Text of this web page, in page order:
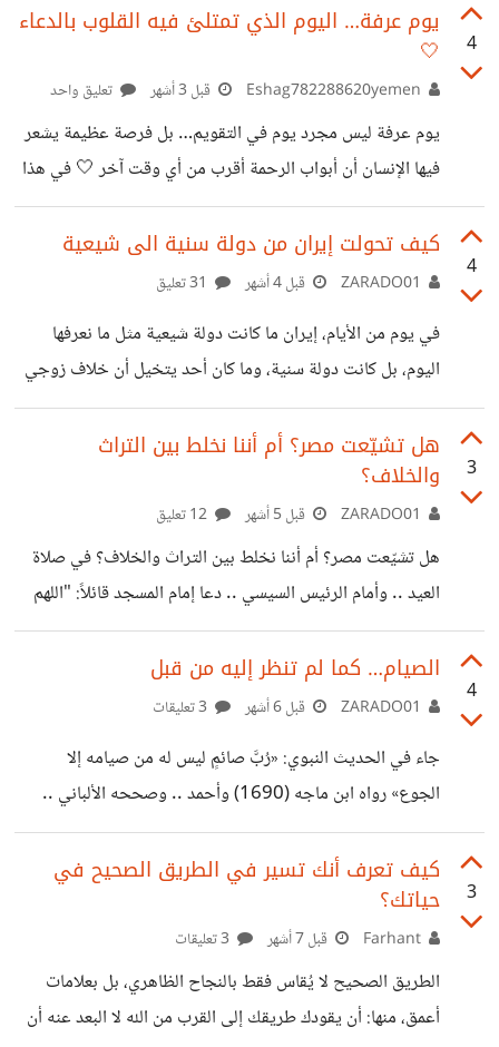
والقرب من الله، وكأنها فرصة سنوية لإعادة ترتيب القلب والنوايا.
حتى الصيام فيها ليس مجرد امتناع عن الطعام، بل تجربة
روحانية تزيد الإحساس بالهدوء والطمأنينة وتذكر الإنسان بأهمية
النعم البسيطة في حياته. برأيكم: ما أكثر شيء يساعدكم على
الاستمرار في العبادة خلال هذه الأيام؟ 🌙
4
يوم عرفة… اليوم الذي تمتلئ فيه القلوب بالدعاء
🤍
قبل 3 أشهر تعليق واحد
يوم عرفة ليس مجرد يوم في التقويم… بل فرصة عظيمة يشعر
فيها الإنسان أن أبواب الرحمة أقرب من أي وقت آخر 🤍 في هذا
اليوم تمتلئ القلوب بالدعاء، وتلين النفوس، ويبحث كل شخص
عن لحظة صادقة بينه وبين الله بعيدًا عن ضجيج الحياة. ما
أجمل أن يعرف الإنسان أن هناك يومًا واحدًا قد يغيّر الكثير داخله
جديدة. حتى من لم يُكتب له الحج، يبقى ليوم عرفة مكانة
خاصة لا تشبه
4
كيف تحولت إيران من دولة سنية الى شيعية
قبل 4 أشهر
في يوم من الأيام، إيران ما كانت دولة شيعية مثل ما نعرفها
اليوم، بل كانت دولة سنية، وما كان أحد يتخيل أن خلاف زوجي
داخل قصر ملكي رح يغير عقيدة ملايين البشر ويقلب تاريخ
منطقة بالكامل. قبل أكثر من 550 سنة، كان يحكم العراق وإيران
وأذربيجان سلطان قوي اسمه السلطان غياث الدين محمد بن
أرغون المعروف بشاه بنده. ملك واسع النفوذ، جيوش، قصور،
وكانت الملوك ترتجف باسمه. وكان مثل أغلب الناس في ذلك
الزمان سني المذهب. لكن القدر أحيانًا يبدأ
3
هل تشيّعت مصر؟ أم أننا نخلط بين التراث
والخلاف؟
قبل 5 أشهر
هل تشيّعت مصر؟ أم أننا نخلط بين التراث والخلاف؟ في صلاة
العيد .. وأمام الرئيس السيسي .. دعا إمام المسجد قائلاً: "اللهم
بحق فاطمة وأبيها وزوجها وبنيها والسر الكامن فيها " .. فما كان
من البعض إلا أن ثارت ثائرتهم .. واعتبروا هذا الدعاء "تشيّعًا " أو
خروجًا عن منهج أهل السنة! وقبلها بفترة .. سمعنا من يحذر
"طريقة الشيعة"! السؤال هنا: ما هذا الهرج فعلًا؟ هل وصل بنا
4
الصيام… كما لم تنظر إليه من قبل
قبل 6 أشهر
جاء في الحديث النبوي: «رُبَّ صائمٍ ليس له من صيامه إلا
الجوع» رواه ابن ماجه (1690) وأحمد .. وصححه الألباني ..
وفي رواية أخرى: «ورب قائم ليس له من قيامه إلا السهر». هذا
الحديث وحده كفيل بأن يفتح بابًا للتساؤل: هل كل صيام هو
صيام حقًا؟ أم أننا نكتفي بتغيير مواعيد الأكل فقط؟ مفارقة
رمضان من الغريب — وربما المؤلم — أن يكون شهر الصيام هو
أكثر شهور السنة استهلاكًا للطعام والمشروبات .. بل وتشهد فيه
المسلسلات ومواد الترفيه نسب
3
كيف تعرف أنك تسير في الطريق الصحيح في
حياتك؟
قبل 7 أشهر
الطريق الصحيح لا يُقاس فقط بالنجاح الظاهري، بل بعلامات
أعمق، منها: أن يقودك طريقك إلى القرب من الله لا البعد عنه أن